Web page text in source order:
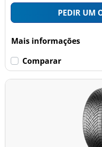
PEDIR UM
Mais informações
Comparar